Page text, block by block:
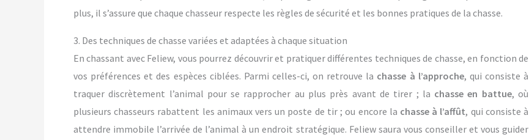
plus, il s’assure que chaque chasseur respecte les règles de sécurité et les bonnes pratiques de la chasse.
3. Des techniques de chasse variées et adaptées à chaque situation
En chassant avec Feliew, vous pourrez découvrir et pratiquer différentes techniques de chasse, en fonction de
vos préférences et des espèces ciblées. Parmi celles-ci, on retrouve la chasse à l’approche, qui consiste à
traquer discrètement l’animal pour se rapprocher au plus près avant de tirer ; la chasse en battue, où
plusieurs chasseurs rabattent les animaux vers un poste de tir ; ou encore la chasse à l’affût, qui consiste à
attendre immobile l’arrivée de l’animal à un endroit stratégique. Feliew saura vous conseiller et vous guider